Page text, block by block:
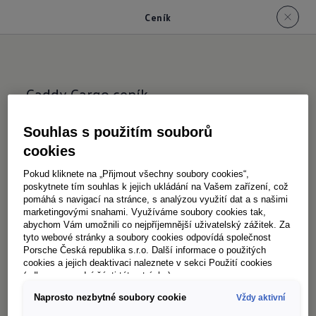
Ceník
Caddy Cargo ceník
-Caddy Cargo ceník
-Caddy FlexiCab ceník
Uváděné ceny jsou pouze orientační, doporučené
(Porsche Česká republika s.r.o.), a nejsou nabídkou ve
Souhlas s použitím souborů
cookies
Pokud kliknete na „Přijmout všechny soubory cookies“,
poskytnete tím souhlas k jejich ukládání na Vašem zařízení, což
pomáhá s navigací na stránce, s analýzou využití dat a s našimi
marketingovými snahami. Využíváme soubory cookies tak,
abychom Vám umožnili co nejpříjemnější uživatelský zážitek. Za
tyto webové stránky a soubory cookies odpovídá společnost
Porsche Česká republika s.r.o. Další informace o použitých
cookies a jejich deaktivaci naleznete v sekci Použití cookies
(odkaz ve spodní části této stránky).
Naprosto nezbytné soubory cookie Vždy aktivní